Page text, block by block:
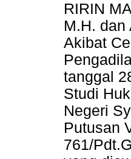
RIRIN
M.H.
Akibat
tanggal
Studi
Negeri
Putusan
761/